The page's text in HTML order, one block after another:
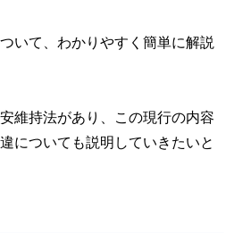
いて、わかりやすく簡単に解説
維持法があり、この現行の内容
についても説明していきたいと